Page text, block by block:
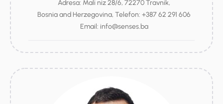
Adresa: Mali niz 28/6, 72270 Travnik,
Bosnia and Herzegovina, Telefon: +387 62 291 606
Email: info@senses.ba